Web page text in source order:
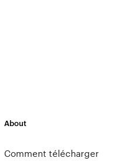
About
Comment télécharger